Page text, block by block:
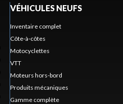
VÉHICULES NEUFS
Inventaire complet
Côte-à-côtes
Motocyclettes
VTT
Moteurs hors-bord
Produits mécaniques
Gamme complète